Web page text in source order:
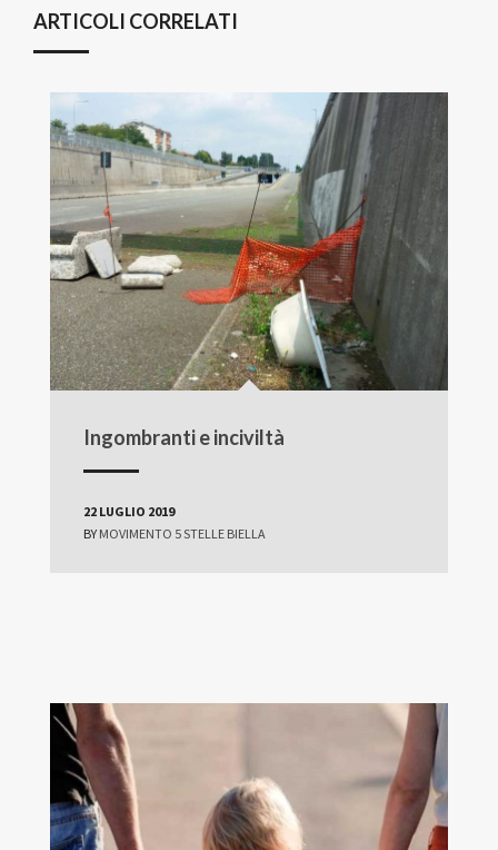
ARTICOLI CORRELATI
Ingombranti e inciviltà
22 LUGLIO 2019
BY MOVIMENTO 5 STELLE BIELLA